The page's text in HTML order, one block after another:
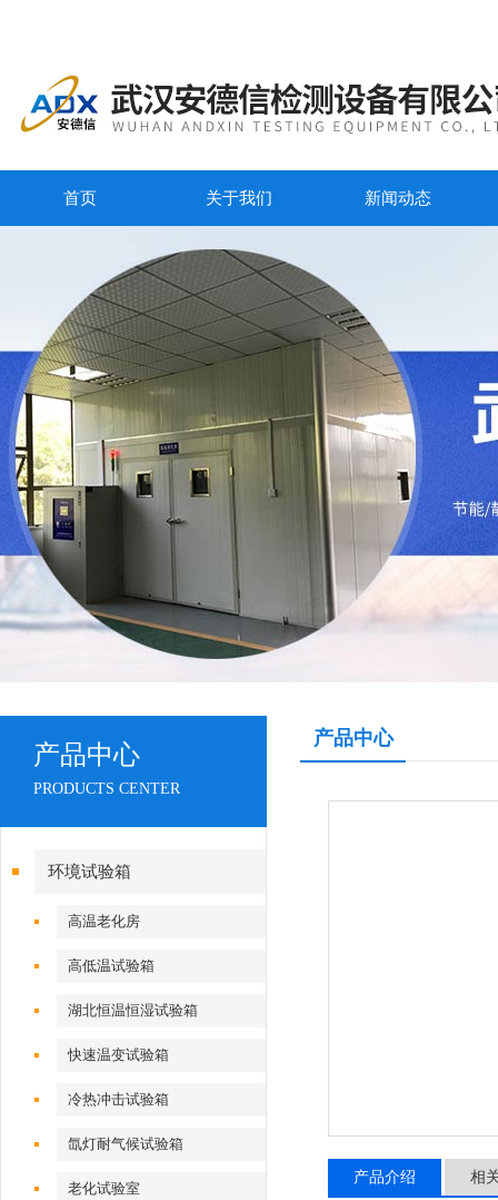
首页 关于我们 新闻动态
产品中心
PRODUCTS CENTER
环境试验箱
高温老化房
高低温试验箱
湖北恒温恒湿试验箱
快速温变试验箱
冷热冲击试验箱
氙灯耐气候试验箱
老化试验室
产品中心
产品介绍 相